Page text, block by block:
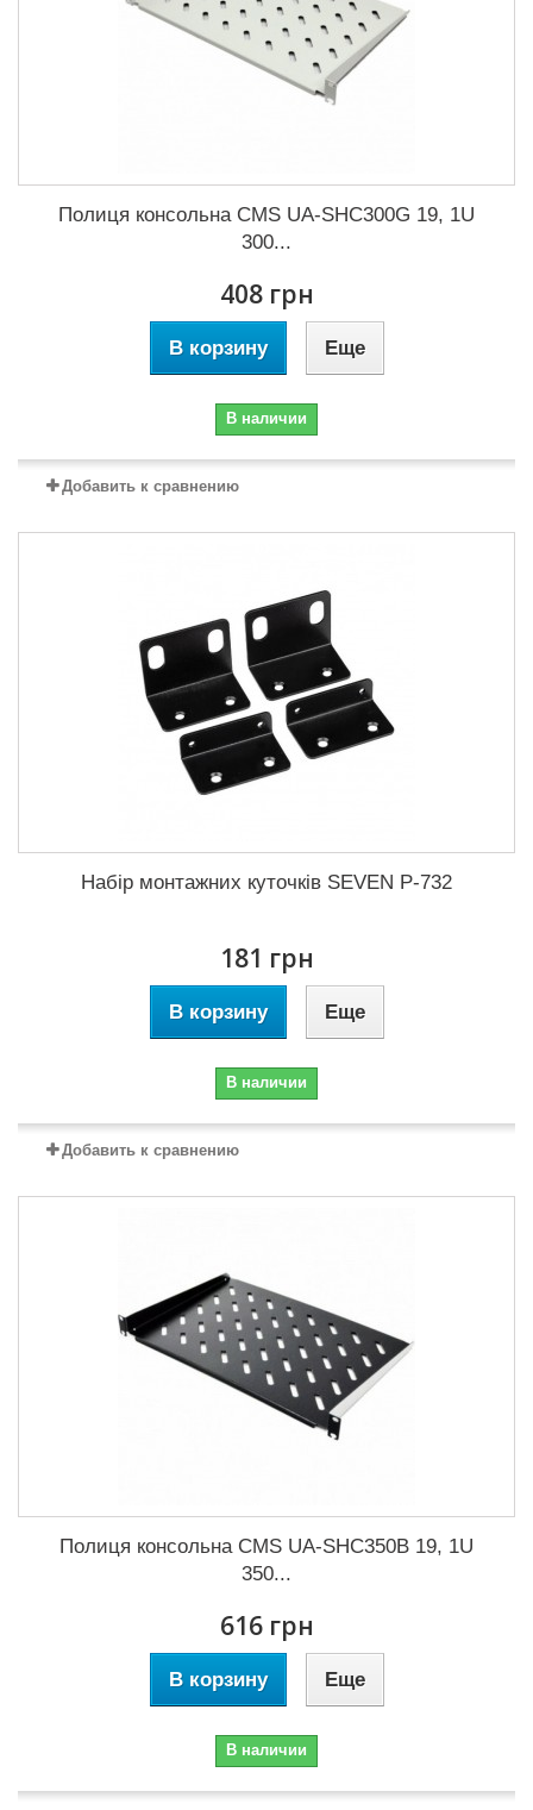
Полиця консольна CMS UA-SHC300G 19, 1U
300...
408 грн
В корзину Еще
В наличии
Добавить к сравнению
Набір монтажних куточків SEVEN P-732
181 грн
В корзину Еще
В наличии
Добавить к сравнению
Полиця консольна CMS UA-SHC350B 19, 1U
350...
616 грн
В корзину Еще
В наличии